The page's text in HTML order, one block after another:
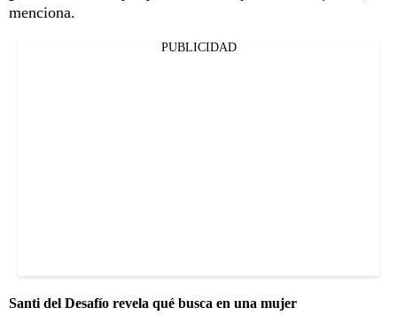
menciona.
PUBLICIDAD
Santi del Desafío revela qué busca en una mujer